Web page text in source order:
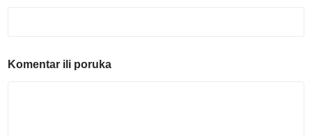
o
š
Komentar ili poruka